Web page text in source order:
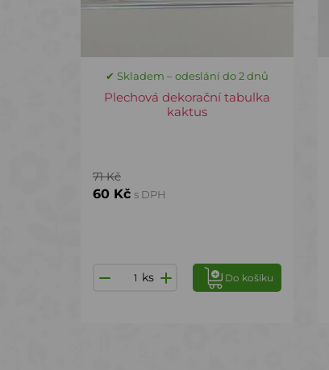
✔ Skladem – odeslání do 2 dnů
Plechová dekorační tabulka
kaktus
71 Kč
60 Kč s DPH
ks Do košíku